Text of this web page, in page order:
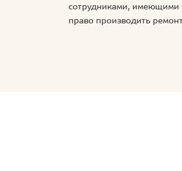
сотрудниками,
право производить